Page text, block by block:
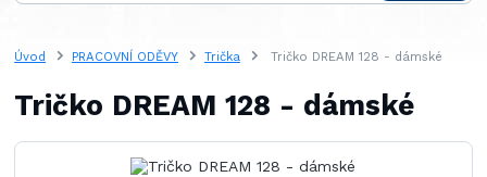
Úvod PRACOVNÍ ODĚVY Trička Tričko DREAM 128 - dámské
Tričko DREAM 128 - dámské